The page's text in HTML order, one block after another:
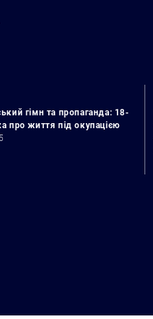
гімн та пропаганда: 18-
про життя під окупацією